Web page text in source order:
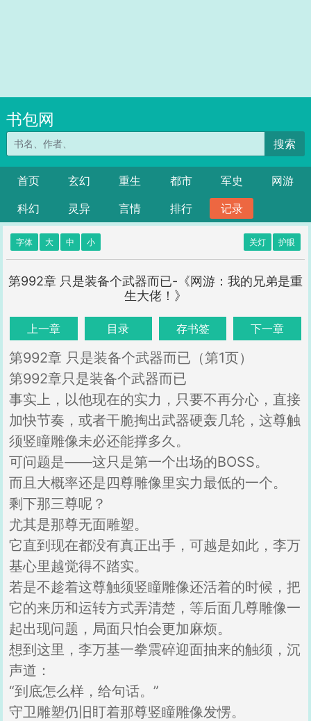
书包网
搜索
首页 玄幻 重生 都市 军史
网游
科幻
灵异 言情 排行 记录
字体 大 中 小 关灯 护眼
第992章 只是装备个武器而已-《网游：我的兄弟是重
生大佬！》
上一章 目录 存书签 下一章
第992章 只是装备个武器而已（第1页）
第992章只是装备个武器而已
事实上，以他现在的实力，只要不再分心，直接
加快节奏，或者干脆掏出武器硬轰几轮，这尊触
须竖瞳雕像未必还能撑多久。
可问题是——这只是第一个出场的BOSS。
而且大概率还是四尊雕像里实力最低的一个。
剩下那三尊呢？
尤其是那尊无面雕塑。
它直到现在都没有真正出手，可越是如此，李万
基心里越觉得不踏实。
若是不趁着这尊触须竖瞳雕像还活着的时候，把
它的来历和运转方式弄清楚，等后面几尊雕像一
起出现问题，局面只怕会更加麻烦。
想到这里，李万基一拳震碎迎面抽来的触须，沉
声道：
“到底怎么样，给句话。”
守卫雕塑仍旧盯着那尊竖瞳雕像发愣。